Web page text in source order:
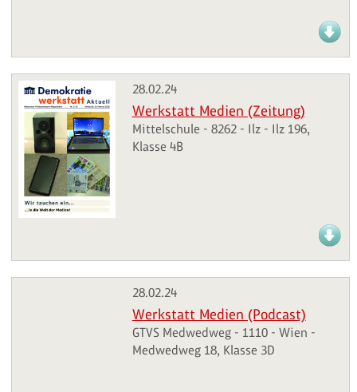
28.02.24
Werkstatt Medien (Zeitung)
Mittelschule - 8262 - Ilz - Ilz 196,
Klasse 4B
28.02.24
Werkstatt Medien (Podcast)
GTVS Medwedweg - 1110 - Wien -
Medwedweg 18, Klasse 3D